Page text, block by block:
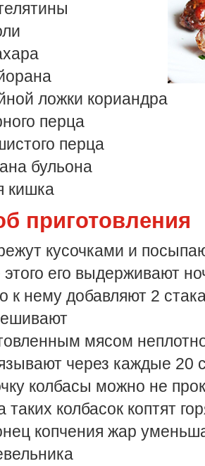
ложки кориандра
перца
перца
бульона
кишка
приготовления
кусочками и
его выдерживают
к нему добавляют 2
мясом
через каждые 20
колбасы можно не
таких колбасок коптят
копчения жар